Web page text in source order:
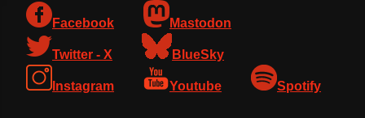
Facebook Mastodon
Twitter - X BlueSky
Instagram Youtube Spotify